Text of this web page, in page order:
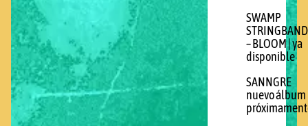
SWAMP
STRINGBAND
– BLOOM | ya
disponible
SANNGRE
nuevo álbum